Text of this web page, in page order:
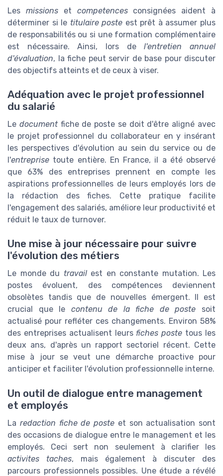
Les missionset competencesconsignées aident à
déterminer si le titulaire poste est prêt à assumer plus
de responsabilités ou si une formation complémentaire
est nécessaire. Ainsi, lors del'entretien annuel
d'évaluation, la fiche peut servir de base pour discuter
des objectifs atteints et de ceux à viser.
Adéquation avec le projet professionnel
du salarié
Le documentfiche de poste se doit d'être aligné avec
le projet professionnel du collaborateur en y insérant
les perspectives d'évolution au sein du service ou de
l'entreprise toute entière. En France, il a été observé
que 63% des entreprises prennent en compte les
aspirations professionnelles de leurs employés lors de
la rédaction des fiches. Cette pratique facilite
l'engagement des salariés, améliore leur productivité et
réduit le taux de turnover.
Une mise à jour nécessaire pour suivre
l'évolution des métiers
Le monde du travailest en constante mutation. Les
postes évoluent, des compétences deviennent
obsolètes tandis que de nouvelles émergent. Il est
crucial que le contenu de la fiche de poste soit
actualisé pour refléter ces changements. Environ 58%
des entreprises actualisent leurs fiches poste tous les
deux ans, d'après un rapport sectoriel récent. Cette
mise à jour se veut une démarche proactive pour
anticiper et faciliter l'évolution professionnelle interne.
Un outil de dialogue entre management
et employés
La redaction fiche de poste et son actualisation sont
des occasions de dialogue entre le management et les
employés. Ceci sert non seulement à clarifier les
activites taches, mais également à discuter des
parcours professionnels possibles. Une étude a révélé